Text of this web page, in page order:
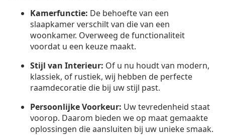
Kamerfunctie: De behoefte van een
slaapkamer verschilt van die van een
woonkamer. Overweeg de functionaliteit
voordat u een keuze maakt.
Stijl van Interieur: Of u nu houdt van modern,
klassiek, of rustiek, wij hebben de perfecte
raamdecoratie die bij uw stijl past.
Persoonlijke Voorkeur: Uw tevredenheid staat
voorop. Daarom bieden we op maat gemaakte
oplossingen die aansluiten bij uw unieke smaak.